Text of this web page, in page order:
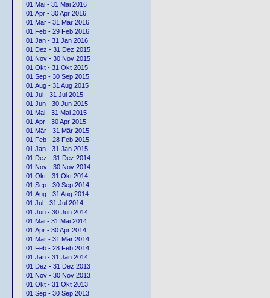
01.Mai - 31 Mai 2016
01.Apr - 30 Apr 2016
01.Mär - 31 Mär 2016
01.Feb - 29 Feb 2016
01.Jan - 31 Jan 2016
01.Dez - 31 Dez 2015
01.Nov - 30 Nov 2015
01.Okt - 31 Okt 2015
01.Sep - 30 Sep 2015
01.Aug - 31 Aug 2015
01.Jul - 31 Jul 2015
01.Jun - 30 Jun 2015
01.Mai - 31 Mai 2015
01.Apr - 30 Apr 2015
01.Mär - 31 Mär 2015
01.Feb - 28 Feb 2015
01.Jan - 31 Jan 2015
01.Dez - 31 Dez 2014
01.Nov - 30 Nov 2014
01.Okt - 31 Okt 2014
01.Sep - 30 Sep 2014
01.Aug - 31 Aug 2014
01.Jul - 31 Jul 2014
01.Jun - 30 Jun 2014
01.Mai - 31 Mai 2014
01.Apr - 30 Apr 2014
01.Mär - 31 Mär 2014
01.Feb - 28 Feb 2014
01.Jan - 31 Jan 2014
01.Dez - 31 Dez 2013
01.Nov - 30 Nov 2013
01.Okt - 31 Okt 2013
01.Sep - 30 Sep 2013